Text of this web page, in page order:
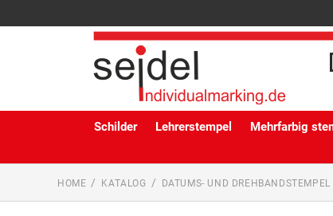
Schilder Lehrerstempel Mehrfarbig
HOME KATALOG DATUMS- UND DREHBANDSTEMPEL